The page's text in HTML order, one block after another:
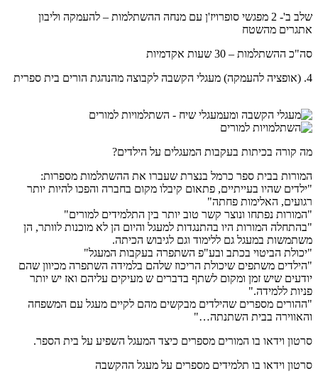
שלב ב'- 2 מפגשי סופרויז'ן עם מנחה ההשתלמות – להעמקה וליבון
אתגרים מהשטח
סה"כ ההשתלמות – 30 שעות אקדמיות
4. (אופציה להעמקה) מעגלי הקשבה לקבוצה מהנהגת הורים בית ספרית
מה קורה בכיתות בעקבות המעגלים על הילדים?
המורות בבית ספר כרמל בנצרת שעברו את ההשתלמות מספרות:
"ילדים שהיו בעייתיים, פתאום קיבלו מקום בחברה והפכו להיות יותר
רגועים, האלימות פחתה"
"המורות נפתחו ונוצר קשר טוב יותר בין התלמידים למורים"
"בהתחלה המורות היו בהתנגדות למעגל והיום הן לא מוכנות לוותר, הן
משתמשות במעגל גם ללימוד וגם לגיבוש הכיתה.
"יכולת הביטוי בכתב ובע"פ השתפרה בעקבות המעגל"
"הילדים משתפים שיכולת הריכוז שלהם בלמידה השתפרה מכיוון שהם
יודעים שיש זמן ומקום לשתף בדברים ש מעיקים עליהם ואז יש יותר
פניות ללמידה."
"ההורים מספרים שהילדים מבקשים מהם לקיים מעגל עם המשפחה
והאווירה בבית השתנתה…"
סרטון וידאו בו המורים מספרים כיצד המעגל השפיע על בית הספר.
סרטון וידאו בו תלמידים מספרים על מעגל ההקשבה